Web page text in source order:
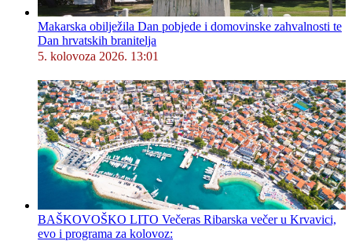
Makarska obilježila Dan pobjede i domovinske zahvalnosti te
Dan hrvatskih branitelja
5. kolovoza 2026. 13:01
BAŠKOVOŠKO LITO Večeras Ribarska večer u Krvavici,
evo i programa za kolovoz: